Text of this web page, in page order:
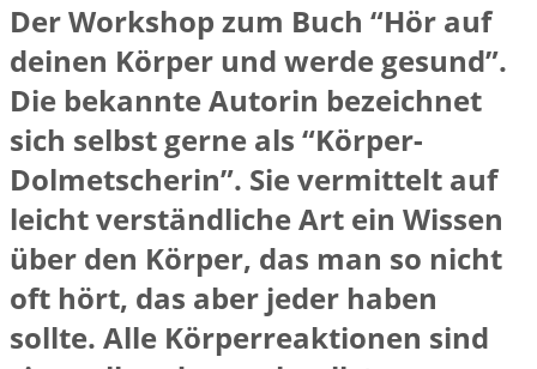
Der Workshop zum Buch “Hör auf
deinen Körper und werde gesund”.
Die bekannte Autorin bezeichnet
sich selbst gerne als “Körper-
Dolmetscherin”. Sie vermittelt auf
leicht verständliche Art ein Wissen
über den Körper, das man so nicht
oft hört, das aber jeder haben
sollte. Alle Körperreaktionen sind